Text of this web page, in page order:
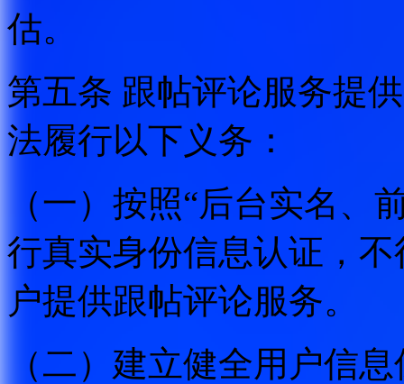
估。
第五条 跟帖评论服务提
法履行以下义务：
（一）按照“后台实名、
行真实身份信息认证，
户提供跟帖评论服务。
（二）建立健全用户信